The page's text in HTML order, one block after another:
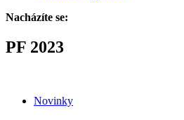
Nacházíte se:
PF 2023
Novinky